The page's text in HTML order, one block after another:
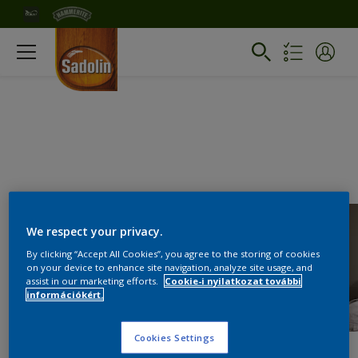
We respect your privacy.
By clicking “Accept All Cookies”, you agree to the storing of cookies
on your device to enhance site navigation, analyze site usage, and
assist in our marketing efforts.
Cookie-i nyilatkozat további
információkért.
Cookies Settings